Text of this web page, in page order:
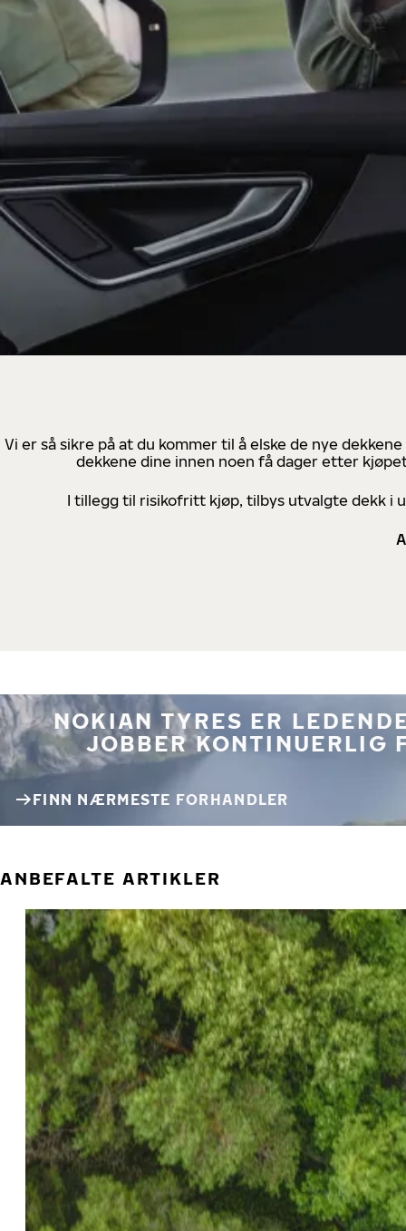
Vi er så sikre på at du kommer til å elske de nye
dekkene dine innen noen få dager etter
I tillegg til risikofritt kjøp, tilbys utvalgte dekk i
NOKIAN TYRES ER
JOBBER KONTINUERLIG
FINN NÆRMESTE FORHANDLER
ANBEFALTE ARTIKLER